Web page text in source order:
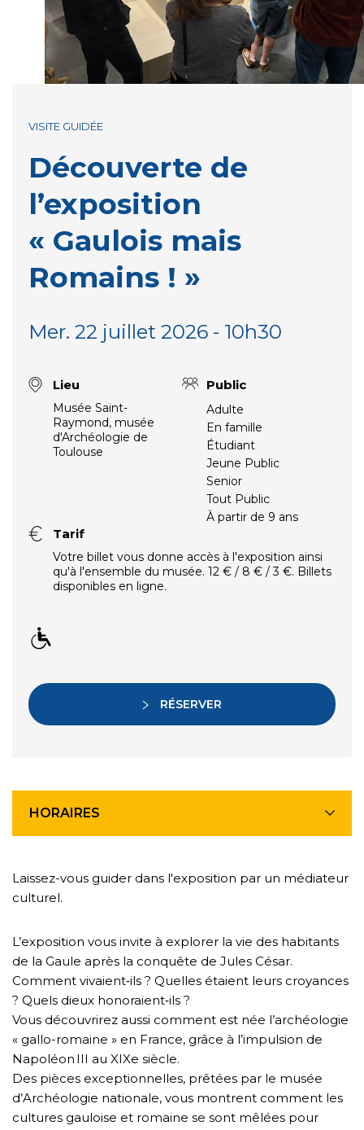
Découverte de
l’exposition
« Gaulois mais
Romains ! »
VISITE GUIDÉE
Mer. 22 juillet 2026 - 10h30
Lieu
Musée Saint-
Raymond, musée
d'Archéologie de
Toulouse
Public
Adulte
En famille
Étudiant
Jeune Public
Senior
Tout Public
À partir de 9 ans
Tarif
Votre billet vous donne accès à l'exposition ainsi
qu'à l'ensemble du musée. 12 € / 8 € / 3 €. Billets
disponibles en ligne.
RÉSERVER
HORAIRES
Laissez-vous guider dans l'exposition par un médiateur
culturel.
L’exposition vous invite à explorer la vie des habitants
de la Gaule après la conquête de Jules César.
Comment vivaient‑ils ? Quelles étaient leurs croyances
? Quels dieux honoraient‑ils ?
Vous découvrirez aussi comment est née l’archéologie
« gallo-romaine » en France, grâce à l’impulsion de
Napoléon III au XIXe siècle.
Des pièces exceptionnelles, prêtées par le musée
d’Archéologie nationale, vous montrent comment les
cultures gauloise et romaine se sont mêlées pour